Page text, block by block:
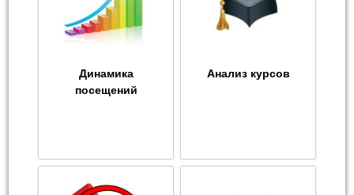
Динамика
посещений
Анализ курсов